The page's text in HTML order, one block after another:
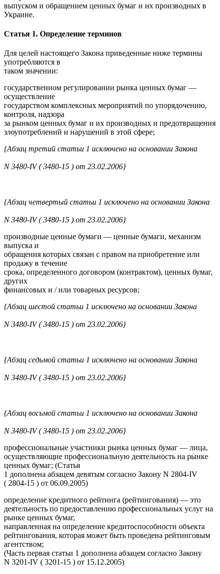
выпуском и обращением ценных бумаг и их производных в
Украине.
Статья 1. Определение терминов
Для целей настоящего Закона приведенные ниже термины
употребляются в
таком значении:
государственном регулировании рынка ценных бумаг —
осуществление
государством комплексных мероприятий по упорядочению,
контроля, надзора
за рынком ценных бумаг и их производных и предотвращения
злоупотреблений и нарушений в этой сфере;
{Абзац третий статьи 1 исключено на основании Закона
N 3480-IV ( 3480-15 ) от 23.02.2006}
{Абзац четвертый статьи 1 исключено на основании Закона
N 3480-IV ( 3480-15 ) от 23.02.2006}
производные ценные бумаги — ценные бумаги, механизм
выпуска и
обращения которых связан с правом на приобретение или
продажу в течение
срока, определенного договором (контрактом), ценных бумаг,
других
финансовых и / или товарных ресурсов;
{Абзац шестой статьи 1 исключено на основании Закона
N 3480-IV ( 3480-15 ) от 23.02.2006}
{Абзац седьмой статьи 1 исключено на основании Закона
N 3480-IV ( 3480-15 ) от 23.02.2006}
{Абзац восьмой статьи 1 исключено на основании Закона
N 3480-IV ( 3480-15 ) от 23.02.2006}
профессиональные участники рынка ценных бумаг — лица,
осуществляющие профессиональную деятельность на рынке
ценных бумаг; (Статья
1 дополнена абзацем девятым согласно Закону N 2804-IV
( 2804-15 ) от 06.09.2005)
определение кредитного рейтинга (рейтингования) — это
деятельность по предоставлению профессиональных услуг на
рынке ценных бумаг,
направленная на определение кредитоспособности объекта
рейтингования, которая может быть проведена рейтинговым
агентством;
(Часть первая статьи 1 дополнена абзацем согласно Закону
N 3201-IV ( 3201-15 ) от 15.12.2005)